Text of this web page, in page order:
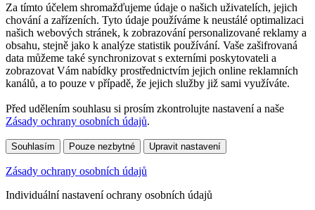
Za tímto účelem shromažďujeme údaje o našich uživatelích, jejich
chování a zařízeních. Tyto údaje používáme k neustálé optimalizaci
našich webových stránek, k zobrazování personalizované reklamy a
obsahu, stejně jako k analýze statistik používání. Vaše zašifrovaná
data můžeme také synchronizovat s externími poskytovateli a
zobrazovat Vám nabídky prostřednictvím jejich online reklamních
kanálů, a to pouze v případě, že jejich služby již sami využíváte.
Před udělením souhlasu si prosím zkontrolujte nastavení a naše
Zásady ochrany osobních údajů.
Souhlasím Pouze nezbytné Upravit nastavení
Zásady ochrany osobních údajů
Individuální nastavení ochrany osobních údajů